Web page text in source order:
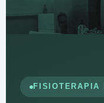
FISIOTERAPIA